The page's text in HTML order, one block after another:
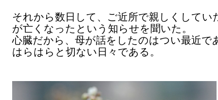
それから数日して、ご近所で親しくしてい
が亡くなったという知らせを聞いた。
心臓だから、母が話をしたのはつい最近で
はらはらと切ない日々である。